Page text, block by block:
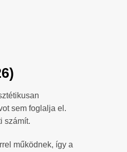
sem foglalja el.
számít.
működnek, így a